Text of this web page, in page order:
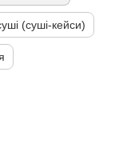
(суші-кейси)